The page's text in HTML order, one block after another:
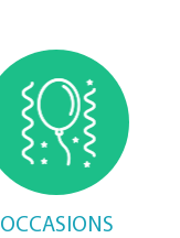
OCCASIONS